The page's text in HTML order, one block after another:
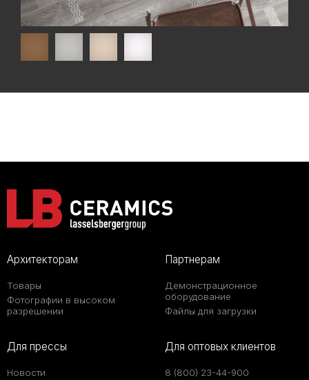
Архитекторам
Товары
Фотографии в высоком
разрешении
Партнерам
Демонстрационное
оборудование
Файлы для загрузки
Для прессы
Новости
Для оптовых клиентов
8 (800) 23-44-900